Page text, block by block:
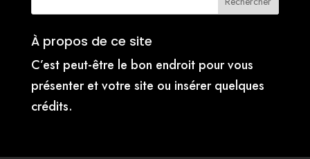
À propos de ce site
C’est peut-être le bon endroit pour vous
présenter et votre site ou insérer quelques
crédits.